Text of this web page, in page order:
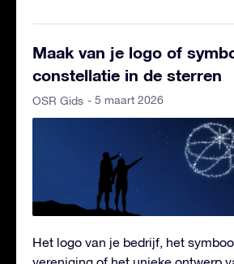
Maak van je logo of
constellatie in de sterren
OSR Gids - 5 maart 2026
Het logo van je bedrijf, het